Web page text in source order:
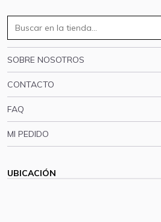
SOBRE NOSOTROS
CONTACTO
FAQ
MI PEDIDO
UBICACIÓN